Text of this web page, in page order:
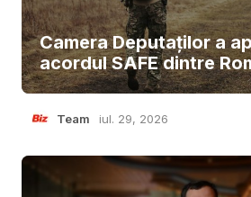
Camera Deputaților a
acordul SAFE dintre
Team iul. 29, 2026